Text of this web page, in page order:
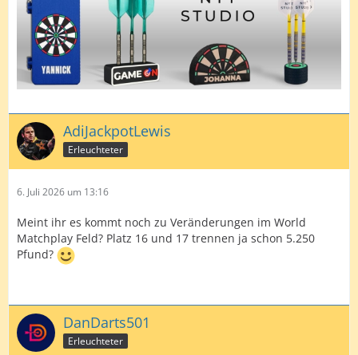
AdiJackpotLewis
Erleuchteter
6. Juli 2026 um 13:16
Meint ihr es kommt noch zu Veränderungen im World
Matchplay Feld? Platz 16 und 17 trennen ja schon 5.250
Pfund?
DanDarts501
Erleuchteter